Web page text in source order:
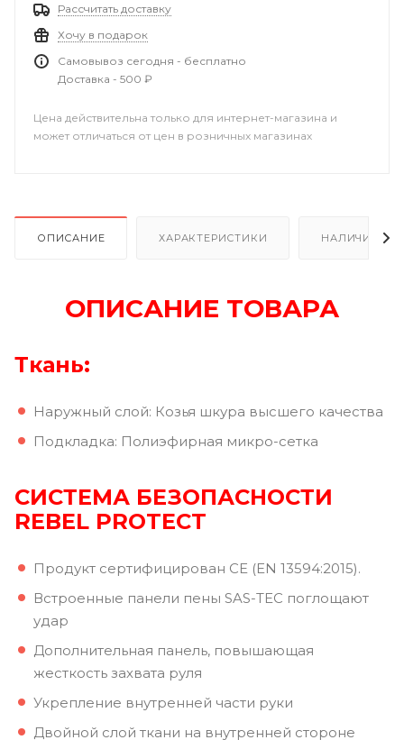
Рассчитать доставку
Хочу в подарок
Самовывоз сегодня - бесплатно
Доставка - 500 ₽
Цена действительна только для интернет-магазина и
может отличаться от цен в розничных магазинах
ОПИСАНИЕ ХАРАКТЕРИСТИКИ НАЛИЧИЕ
ОПИСАНИЕ ТОВАРА
Ткань:
Наружный слой: Козья шкура высшего качества
Подкладка: Полиэфирная микро-сетка
СИСТЕМА БЕЗОПАСНОСТИ
REBEL PROTECT
Продукт сертифицирован CE (EN 13594:2015).
Встроенные панели пены SAS-TEC поглощают
удар
Дополнительная панель, повышающая
жесткость захвата руля
Укрепление внутренней части руки
Двойной слой ткани на внутренней стороне